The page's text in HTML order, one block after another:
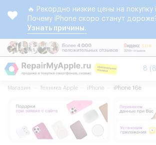
🔥 Рекордно низкие цены на покупку
Почему iPhone скоро станут
Узнать причины.
8
Магазин Техника Apple iPhone iPhone 16e